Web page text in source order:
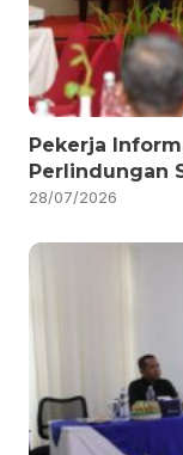
Pekerja
Perlindungan
28/07/2026